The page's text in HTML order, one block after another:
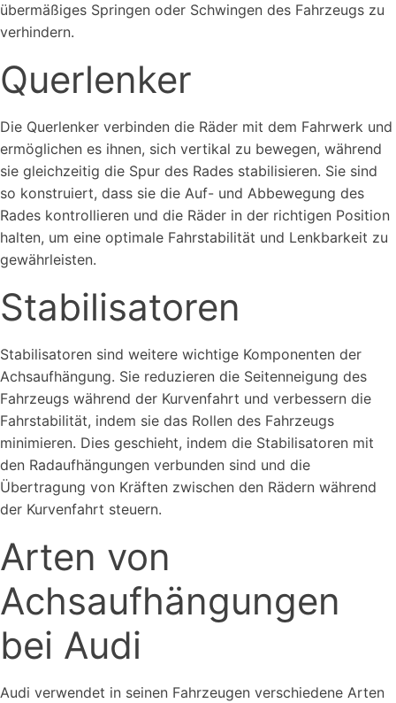
übermäßiges Springen oder Schwingen des Fahrzeugs zu
verhindern.
Querlenker
Die Querlenker verbinden die Räder mit dem Fahrwerk und
ermöglichen es ihnen, sich vertikal zu bewegen, während
sie gleichzeitig die Spur des Rades stabilisieren. Sie sind
so konstruiert, dass sie die Auf- und Abbewegung des
Rades kontrollieren und die Räder in der richtigen Position
halten, um eine optimale Fahrstabilität und Lenkbarkeit zu
gewährleisten.
Stabilisatoren
Stabilisatoren sind weitere wichtige Komponenten der
Achsaufhängung. Sie reduzieren die Seitenneigung des
Fahrzeugs während der Kurvenfahrt und verbessern die
Fahrstabilität, indem sie das Rollen des Fahrzeugs
minimieren. Dies geschieht, indem die Stabilisatoren mit
den Radaufhängungen verbunden sind und die
Übertragung von Kräften zwischen den Rädern während
der Kurvenfahrt steuern.
Arten von
Achsaufhängungen
bei Audi
Audi verwendet in seinen Fahrzeugen verschiedene Arten